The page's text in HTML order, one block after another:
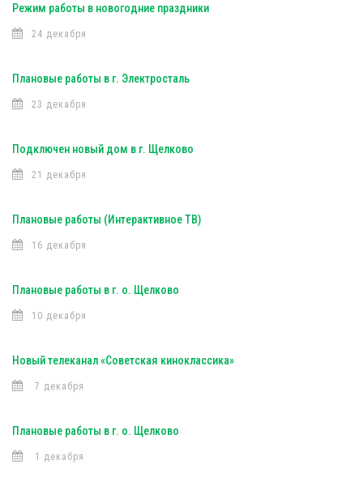
Режим работы в новогодние праздники
24 декабря
Плановые работы в г. Электросталь
23 декабря
Подключен новый дом в г. Щелково
21 декабря
Плановые работы (Интерактивное ТВ)
16 декабря
Плановые работы в г. о. Щелково
10 декабря
Новый телеканал «Советская киноклассика»
7 декабря
Плановые работы в г. о. Щелково
1 декабря